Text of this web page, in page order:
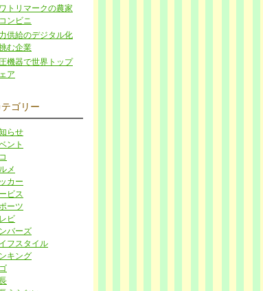
トリマークの農家
ンビニ
供給のデジタル化
む企業
機器で世界トップ
ア
テゴリー
らせ
ント
メ
カー
ビス
ーツ
ビ
バーズ
フスタイル
キング